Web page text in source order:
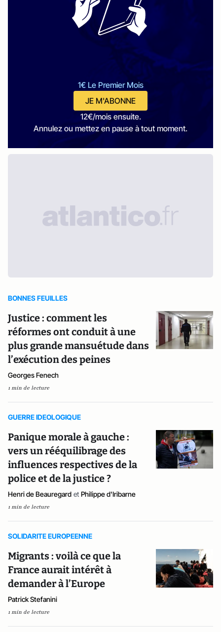
1€ Le Premier Mois
JE M'ABONNE
12€/mois ensuite.
Annulez ou mettez en pause à tout moment.
BONNES FEUILLES
Justice : comment les
réformes ont conduit à une
plus grande mansuétude dans
l’exécution des peines
Georges Fenech
1 min de lecture
GUERRE IDEOLOGIQUE
Panique morale à gauche :
vers un rééquilibrage des
influences respectives de la
police et de la justice ?
Henri de Beauregard et Philippe d'Iribarne
1 min de lecture
SOLIDARITE EUROPEENNE
Migrants : voilà ce que la
France aurait intérêt à
demander à l’Europe
Patrick Stefanini
1 min de lecture